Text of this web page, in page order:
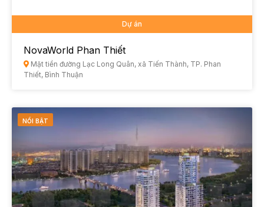
Dự án
NovaWorld Phan Thiết
Mặt tiền đường Lạc Long Quân, xã Tiến Thành, TP. Phan
Thiết, Bình Thuận
NỔI BẬT